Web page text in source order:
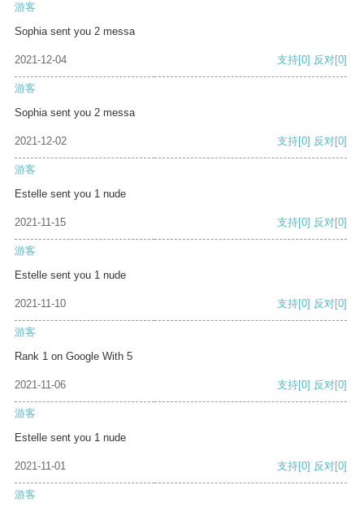
游客
Sophia sent you 2 messa
2021-12-04 支持[0] 反对[0]
游客
Sophia sent you 2 messa
2021-12-02 支持[0] 反对[0]
游客
Estelle sent you 1 nude
2021-11-15 支持[0] 反对[0]
游客
Estelle sent you 1 nude
2021-11-10 支持[0] 反对[0]
游客
Rank 1 on Google With 5
2021-11-06 支持[0] 反对[0]
游客
Estelle sent you 1 nude
2021-11-01 支持[0] 反对[0]
游客